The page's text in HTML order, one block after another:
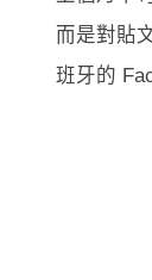
而是對貼
班牙的